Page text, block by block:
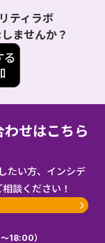
ティラボ
ませんか？
せはこちら
たい方、インシデ
談ください！
18:00）